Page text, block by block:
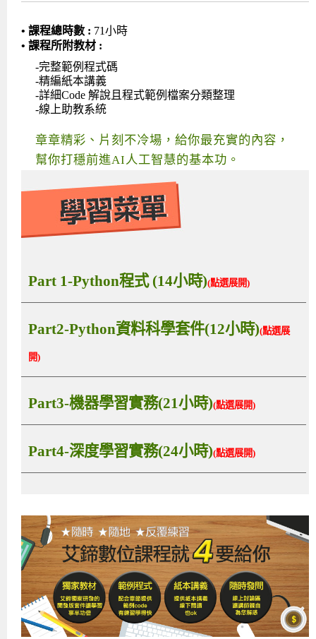
• 課程總時數 : 71小時
• 課程所附教材 :
-完整範例程式碼
-精編紙本講義
-詳細Code 解說且程式範例檔案分類整理
-線上助教系統
章章精彩、片刻不冷場，給你最充實的內容，
幫你打穩前進AI人工智慧的基本功。
Part 1-Python程式 (14小時)(點選展開)
Part2-Python資料科學套件(12小時)(點選展
開)
Part3-機器學習實務(21小時)(點選展開)
Part4-深度學習實務(24小時)(點選展開)